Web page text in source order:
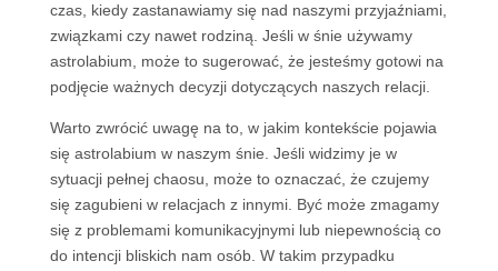
czas, kiedy zastanawiamy się nad naszymi przyjaźniami,
związkami czy nawet rodziną. Jeśli w śnie używamy
astrolabium, może to sugerować, że jesteśmy gotowi na
podjęcie ważnych decyzji dotyczących naszych relacji.
Warto zwrócić uwagę na to, w jakim kontekście pojawia
się astrolabium w naszym śnie. Jeśli widzimy je w
sytuacji pełnej chaosu, może to oznaczać, że czujemy
się zagubieni w relacjach z innymi. Być może zmagamy
się z problemami komunikacyjnymi lub niepewnością co
do intencji bliskich nam osób. W takim przypadku